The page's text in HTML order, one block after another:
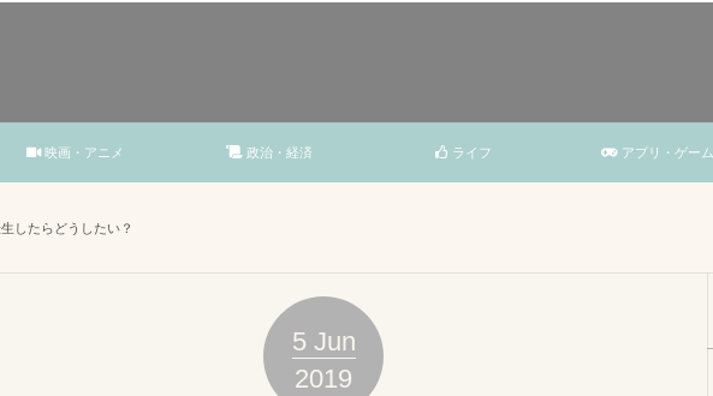
映画・アニメ 政治・経済 ライフ アプリ・ゲーム
したらどうしたい？
5 Jun
2019